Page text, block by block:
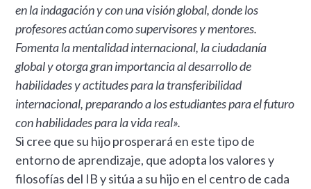
en la indagación y con una visión global, donde los
profesores actúan como supervisores y mentores.
Fomenta la mentalidad internacional, la ciudadanía
global y otorga gran importancia al desarrollo de
habilidades y actitudes para la transferibilidad
internacional, preparando a los estudiantes para el futuro
con habilidades para la vida real».
Si cree que su hijo prosperará en este tipo de
entorno de aprendizaje, que adopta los valores y
filosofías del IB y sitúa a su hijo en el centro de cada